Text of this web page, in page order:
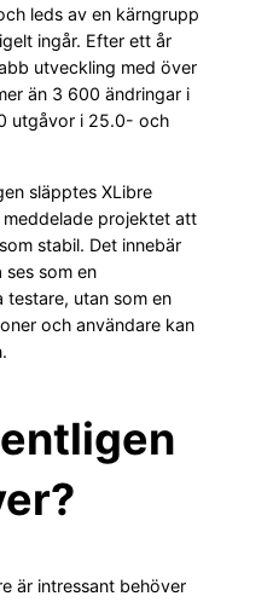
leds av en kärngrupp
ingår. Efter ett år
utveckling med över
än 3 600 ändringar i
utgåvor i 25.0- och
släpptes XLibre
meddelade projektet att
stabil. Det innebär
ses som en
utan som en
och användare kan
är intressant behöver